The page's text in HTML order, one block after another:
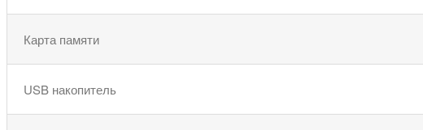
Карта памяти
USB накопитель